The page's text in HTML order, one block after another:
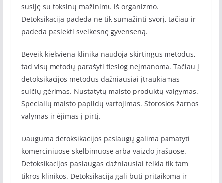
susiję su toksinų mažinimu iš organizmo.
Detoksikacija padeda ne tik sumažinti svorį, tačiau ir
padeda pasiekti sveikesnę gyvenseną.
Beveik kiekviena klinika naudoja skirtingus metodus,
tad visų metodų parašyti tiesiog neįmanoma. Tačiau į
detoksikacijos metodus dažniausiai įtraukiamas
sulčių gėrimas. Nustatytų maisto produktų valgymas.
Specialių maisto papildų vartojimas. Storosios žarnos
valymas ir ėjimas į pirtį.
Dauguma detoksikacijos paslaugų galima pamatyti
komerciniuose skelbimuose arba vaizdo įrašuose.
Detoksikacijos paslaugas dažniausiai teikia tik tam
tikros klinikos. Detoksikacija gali būti pritaikoma ir